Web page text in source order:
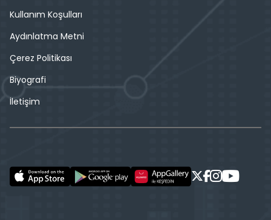
Kullanım Koşulları
Aydınlatma Metni
Çerez Politikası
Biyografi
İletişim